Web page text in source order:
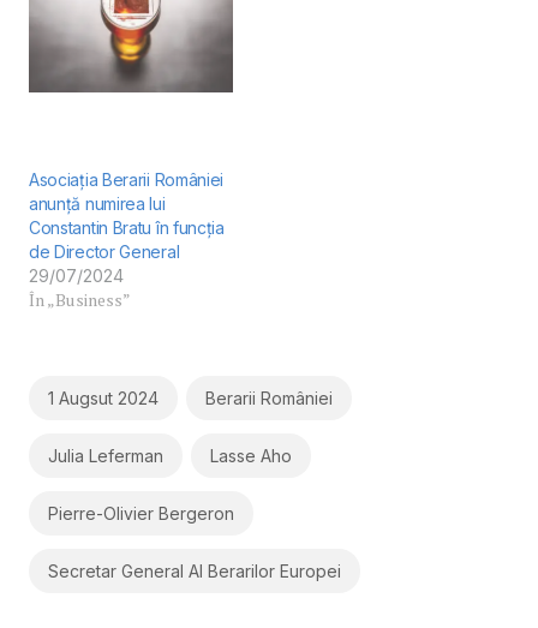
Asociația Berarii României
anunță numirea lui
Constantin Bratu în funcția
de Director General
29/07/2024
În „Business”
1 Augsut 2024 Berarii României
Julia Leferman Lasse Aho
Pierre-Olivier Bergeron
Secretar General Al Berarilor Europei